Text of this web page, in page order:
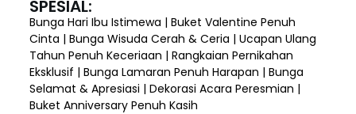
SPESIAL:
Bunga Hari Ibu Istimewa | Buket Valentine Penuh
Cinta | Bunga Wisuda Cerah & Ceria | Ucapan Ulang
Tahun Penuh Keceriaan | Rangkaian Pernikahan
Eksklusif | Bunga Lamaran Penuh Harapan | Bunga
Selamat & Apresiasi | Dekorasi Acara Peresmian |
Buket Anniversary Penuh Kasih